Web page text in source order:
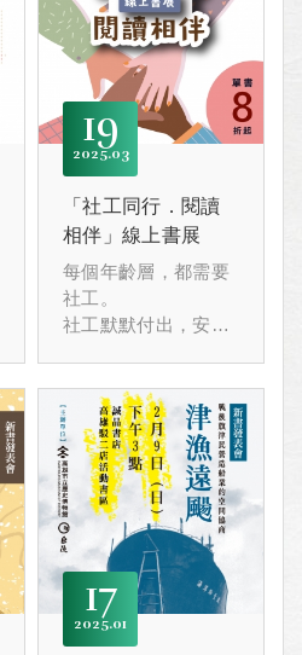
30，二本書的作者們
將帶著大家走入時光
隧道認識高雄煉油廠
以及在裡面上班的日
子。
19
03
2025
「社工同行．閱讀
相伴」線上書展
每個年齡層，都需要
社工。
社工默默付出，安定
向社工們致敬。
17
01
2025